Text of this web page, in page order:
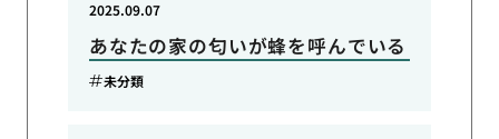
あなたの家の匂いが蜂を呼んでいる
2025.09.07
未分類